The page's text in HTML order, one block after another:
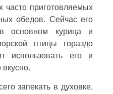
приготовляемых
обедов. Сейчас его
в основном курица и
птицы гораздо
использовать его и
вкусно.
запекать в духовке,